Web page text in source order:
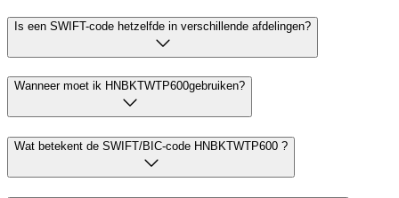
Is een SWIFT-code hetzelfde in verschillende afdelingen?
Wanneer moet ik HNBKTWTP600gebruiken?
Wat betekent de SWIFT/BIC-code HNBKTWTP600 ?